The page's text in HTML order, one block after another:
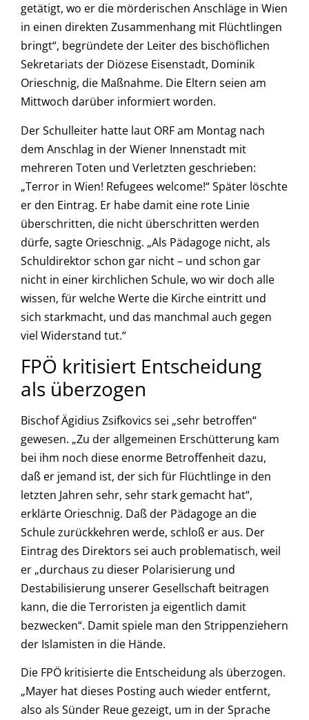
getätigt, wo er die mörderischen Anschläge in Wien
in einen direkten Zusammenhang mit Flüchtlingen
bringt“, begründete der Leiter des bischöflichen
Sekretariats der Diözese Eisenstadt, Dominik
Orieschnig, die Maßnahme. Die Eltern seien am
Mittwoch darüber informiert worden.
Der Schulleiter hatte laut ORF am Montag nach
dem Anschlag in der Wiener Innenstadt mit
mehreren Toten und Verletzten geschrieben:
„Terror in Wien! Refugees welcome!“ Später löschte
er den Eintrag. Er habe damit eine rote Linie
überschritten, die nicht überschritten werden
dürfe, sagte Orieschnig. „Als Pädagoge nicht, als
Schuldirektor schon gar nicht – und schon gar
nicht in einer kirchlichen Schule, wo wir doch alle
wissen, für welche Werte die Kirche eintritt und
sich starkmacht, und das manchmal auch gegen
viel Widerstand tut.“
FPÖ kritisiert Entscheidung
als überzogen
Bischof Ägidius Zsifkovics sei „sehr betroffen“
gewesen. „Zu der allgemeinen Erschütterung kam
bei ihm noch diese enorme Betroffenheit dazu,
daß er jemand ist, der sich für Flüchtlinge in den
letzten Jahren sehr, sehr stark gemacht hat“,
erklärte Orieschnig. Daß der Pädagoge an die
Schule zurückkehren werde, schloß er aus. Der
Eintrag des Direktors sei auch problematisch, weil
er „durchaus zu dieser Polarisierung und
Destabilisierung unserer Gesellschaft beitragen
kann, die die Terroristen ja eigentlich damit
bezwecken“. Damit spiele man den Strippenziehern
der Islamisten in die Hände.
Die FPÖ kritisierte die Entscheidung als überzogen.
„Mayer hat dieses Posting auch wieder entfernt,
also als Sünder Reue gezeigt, um in der Sprache